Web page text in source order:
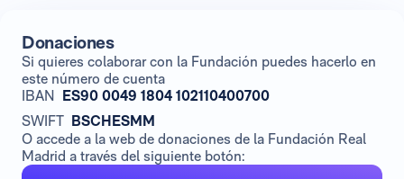
Donaciones
Si quieres colaborar con la Fundación puedes hacerlo en
este número de cuenta
IBAN ES90 0049 1804 102110400700
SWIFT BSCHESMM
O accede a la web de donaciones de la Fundación Real
Madrid a través del siguiente botón: